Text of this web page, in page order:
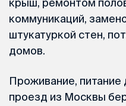
крыш, ремонтом
коммуникаций,
штукатуркой стен,
домов.
Проживание, питание
проезд из Москвы